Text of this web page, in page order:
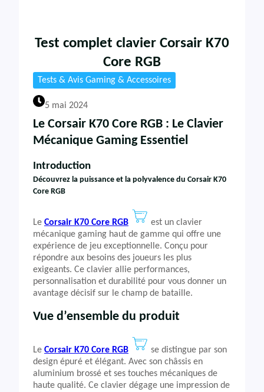
Test complet clavier Corsair K70
Core RGB
Tests & Avis Gaming & Accessoires
5 mai 2024
Le Corsair K70 Core RGB : Le Clavier
Mécanique Gaming Essentiel
Introduction
Découvrez la puissance et la polyvalence du Corsair K70
Core RGB
Le Corsair K70 Core RGB
est un clavier
mécanique gaming haut de gamme qui offre une
expérience de jeu exceptionnelle. Conçu pour
répondre aux besoins des joueurs les plus
exigeants. Ce clavier allie performances,
personnalisation et durabilité pour vous donner un
avantage décisif sur le champ de bataille.
Vue d’ensemble du produit
Le Corsair K70 Core RGB
se distingue par son
design épuré et élégant. Avec son châssis en
aluminium brossé et ses touches mécaniques de
haute qualité. Ce clavier dégage une impression de